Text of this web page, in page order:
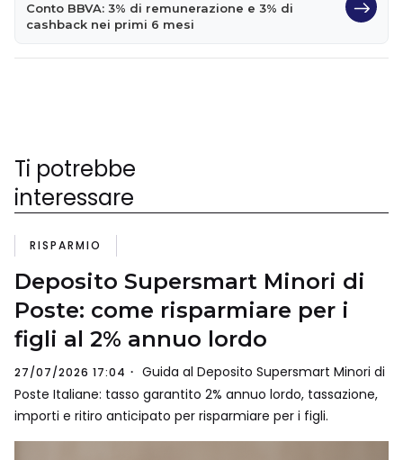
Conto BBVA: 3% di remunerazione e 3% di
cashback nei primi 6 mesi
Ti potrebbe
interessare
RISPARMIO
Deposito Supersmart Minori di
Poste: come risparmiare per i
figli al 2% annuo lordo
27/07/2026 17:04
Guida al Deposito Supersmart Minori di
Poste Italiane: tasso garantito 2% annuo lordo, tassazione,
importi e ritiro anticipato per risparmiare per i figli.